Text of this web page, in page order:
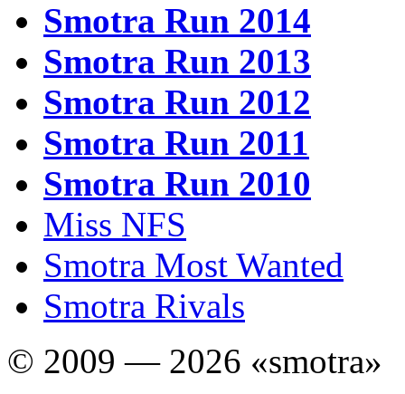
Smotra Run 2014
Smotra Run 2013
Smotra Run 2012
Smotra Run 2011
Smotra Run 2010
Miss NFS
Smotra Most Wanted
Smotra Rivals
© 2009 — 2026 «smotra»